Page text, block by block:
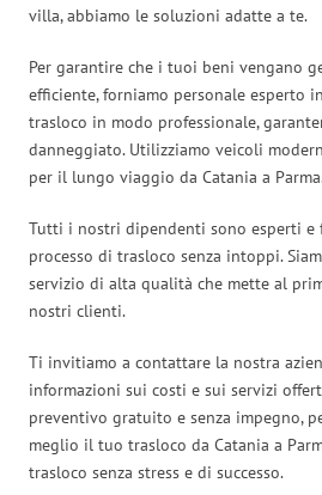
villa, abbiamo le soluzioni adatte a te.
Per garantire che i tuoi beni vengano
efficiente, forniamo personale esperto
trasloco in modo professionale,
danneggiato. Utilizziamo veicoli
per il lungo viaggio da Catania a
Tutti i nostri dipendenti sono esperti e
processo di trasloco senza intoppi.
servizio di alta qualità che mette al
nostri clienti.
Ti invitiamo a contattare la nostra
informazioni sui costi e sui servizi
preventivo gratuito e senza impegno,
meglio il tuo trasloco da Catania a
trasloco senza stress e di successo.